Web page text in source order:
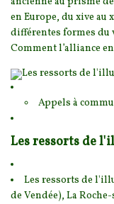
en Europe, du xive au
différentes formes du
Comment l’alliance
Appels à
Les ressorts de
Les ressorts de
de Vendée), La